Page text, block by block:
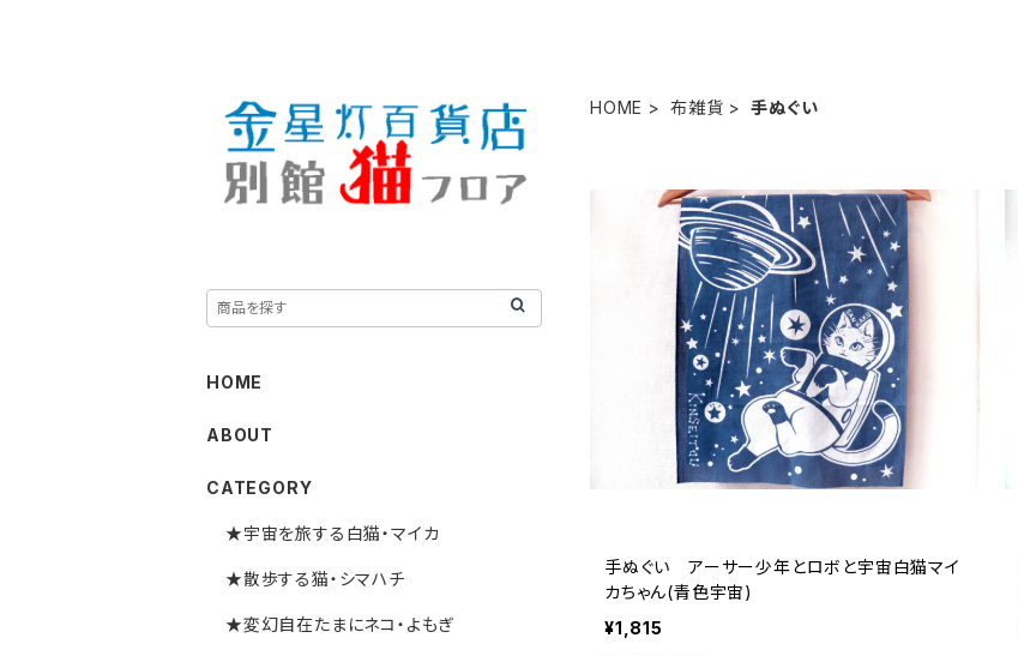
HOME 布雑貨 手ぬぐい
手ぬぐい アーサー少年とロボと宇宙白猫マイ
カちゃん(青色宇宙)
¥1,815
HOME
ABOUT
CATEGORY
★宇宙を旅する白猫・マイカ
★散歩する猫・シマハチ
★変幻自在たまにネコ・よもぎ